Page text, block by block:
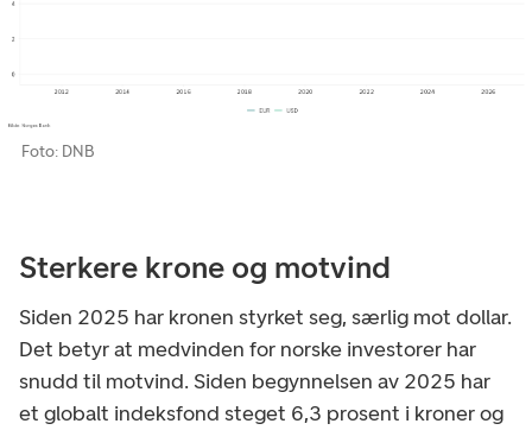
Foto: DNB
Sterkere krone og motvind
Siden 2025 har kronen styrket seg, særlig mot dollar.
Det betyr at medvinden for norske investorer har
snudd til motvind. Siden begynnelsen av 2025 har
et globalt indeksfond steget 6,3 prosent i kroner og